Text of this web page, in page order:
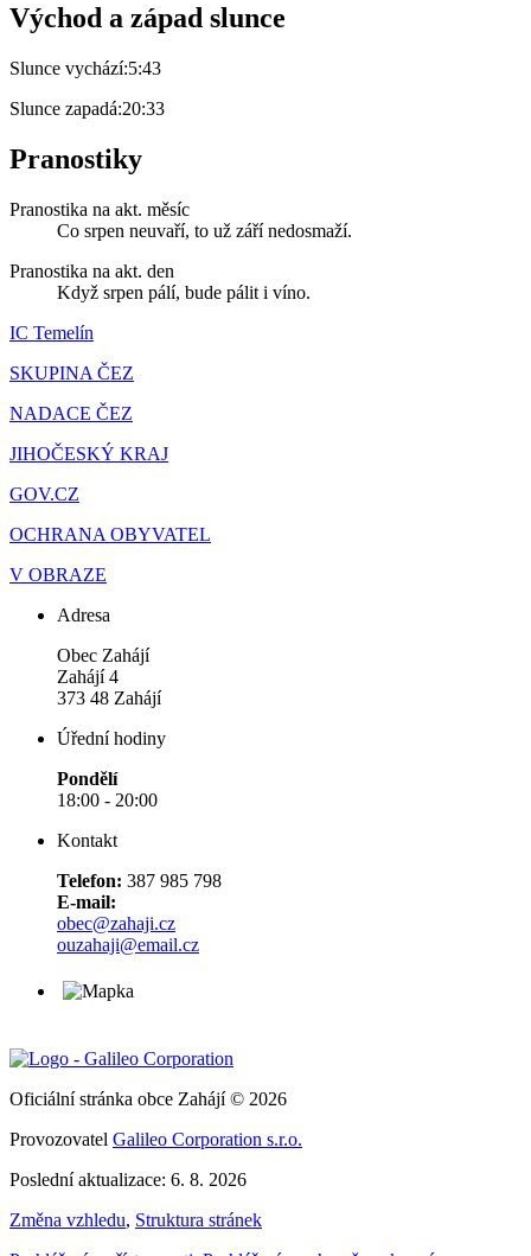
Východ a západ slunce
Slunce vychází:5:43
Slunce zapadá:20:33
Pranostiky
Pranostika na akt. měsíc
Co srpen neuvaří, to už září nedosmaží.
Pranostika na akt. den
Když srpen pálí, bude pálit i víno.
IC Temelín
SKUPINA ČEZ
NADACE ČEZ
JIHOČESKÝ KRAJ
GOV.CZ
OCHRANA OBYVATEL
V OBRAZE
Adresa
Obec Zahájí
Zahájí 4
373 48 Zahájí
Úřední hodiny
Pondělí
18:00 - 20:00
Kontakt
Telefon: 387 985 798
E-mail:
obec@zahaji.cz
ouzahaji@email.cz
Oficiální stránka obce Zahájí © 2026
Provozovatel Galileo Corporation s.r.o.
Poslední aktualizace: 6. 8. 2026
Změna vzhledu, Struktura stránek